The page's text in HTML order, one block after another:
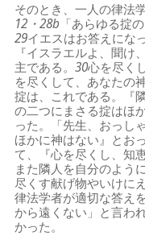
そのとき、一人の律法
12・28b 「あらゆる掟
29イエスはお答えにな
『イスラエルよ、聞
主である。30心を尽く
を尽くして、あなたの
掟は、これである。『
の二つにまさる掟はほ
った。「先生、おっし
ほかに神はない』とお
て、『心を尽くし、知
また隣人を自分のよう
尽くす献げ物やいけに
律法学者が適切な答え
から遠くない」と言わ
かった。